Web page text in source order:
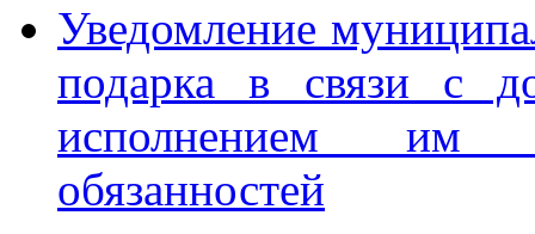
Уведомление
подарка в связи с
исполнением им
обязанностей